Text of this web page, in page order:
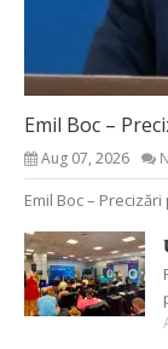
Emil Boc –
Aug 07, 2026
Emil Boc –